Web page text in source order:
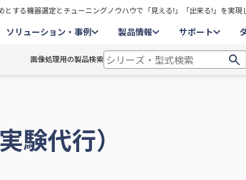
する機器選定とチューニングノウハウで「見える!」「出来る!」を実現
ソリューション・事例 製品情報 サポート
画像処理用の製品検索
験代行）